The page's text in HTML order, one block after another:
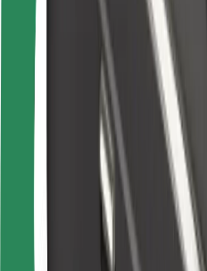
Řešení pro města
Letiště
Nabíjecí stanice Bolt
Pro cestující
Pro řidiče
Pro kurýry
Bolt Food
Pro flotilové partnery